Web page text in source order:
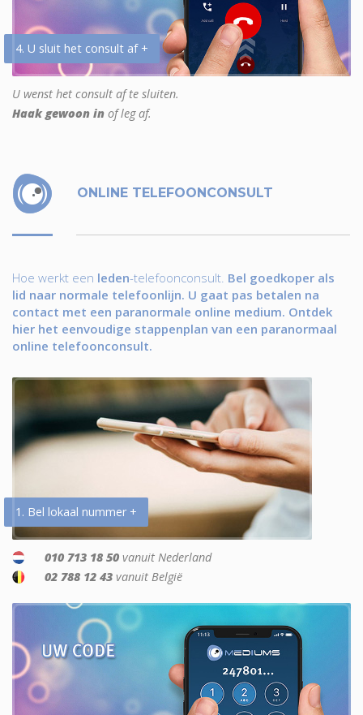
4. U sluit het consult af +
U wenst het consult af te sluiten.
Haak gewoon in of leg af.
ONLINE TELEFOONCONSULT
Hoe werkt een leden-telefoonconsult. Bel goedkoper als
lid naar normale telefoonlijn. U gaat pas betalen na
contact met een paranormale online medium. Ontdek
hier het eenvoudige stappenplan van een paranormaal
online telefoonconsult.
1. Bel lokaal nummer +
010 713 18 50 vanuit Nederland
02 788 12 43 vanuit België